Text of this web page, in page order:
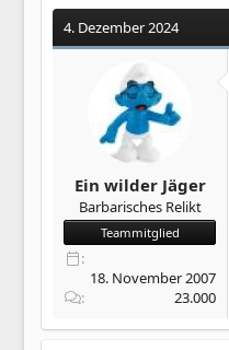
4. Dezember 2024
Ein wilder Jäger
Barbarisches Relikt
Teammitglied
18. November 2007
23.000